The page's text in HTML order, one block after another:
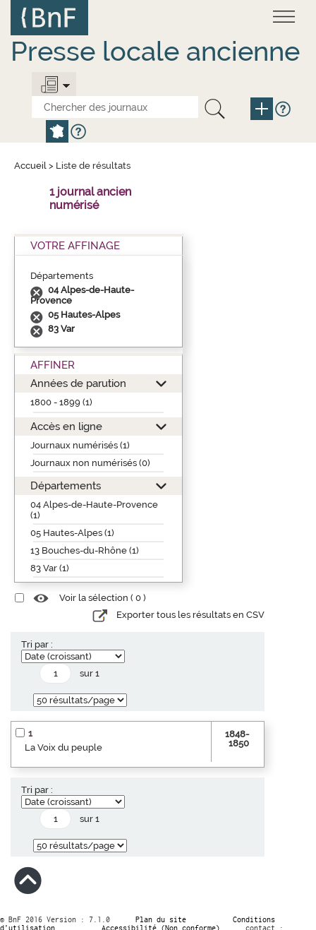
contenu
principal
Presse locale ancienne
Accueil > Liste de résultats
1 journal ancien
numérisé
VOTRE AFFINAGE
Départements
04 Alpes-de-Haute-
Provence
05 Hautes-Alpes
83 Var
AFFINER
Années de parution
1800 - 1899 (1)
Accès en ligne
Journaux numérisés (1)
Journaux non numérisés (0)
Départements
04 Alpes-de-Haute-Provence
(1)
05 Hautes-Alpes (1)
13 Bouches-du-Rhône (1)
83 Var (1)
Voir la sélection ( 0 )
Exporter tous les résultats en CSV
Tri par :
sur 1
1
La Voix du peuple
1848-
1850
Tri par :
sur 1
© BnF 2016 Version : 7.1.0 Plan du site
Conditions
d’utilisation
Accessibilité (Non conforme)
contact :
Panneau de gestion des cookies